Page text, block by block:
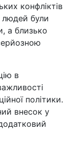
конфліктів
людей були
а близько
в
політики.
внесок у